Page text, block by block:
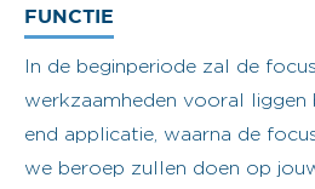
FUNCTIE
In de beginperiode zal de
werkzaamheden vooral
end applicatie, waarna de
we beroep zullen doen op